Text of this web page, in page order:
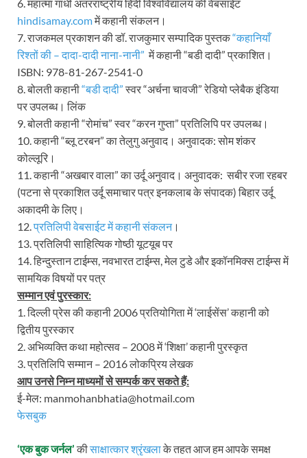
6. महात्मा गांधी अंतरराष्ट्रीय हिंदी विश्वविद्यालय की वेबसाईट
hindisamay.comमें कहानी संकलन।
7. राजकमल प्रकाशन की डॉ. राजकुमार सम्पादिक पुस्तक“कहानियाँ
रिश्तों की – दादा-दादी नाना-नानी” में कहानी “बडी दादी” प्रकाशित।
ISBN: 978-81-267-2541-0
8. बोलती कहानी“बडी दादी”स्वर “अर्चना चावजी” रेडियो प्लेबैक इंडिया
पर उपलब्ध। लिंक
9. बोलती कहानी “रोमांच” स्वर “करन गुप्ता” प्रतिलिपि पर उपलब्ध।
10. कहानी “ब्लू टरबन” का तेलुगु अनुवाद। अनुवादक: सोम शंकर
कोल्लूरि।
11. कहानी “अखबार वाला” का उर्दू अनुवाद। अनुवादक: सबीर रजा रहबर
(पटना से प्रकाशित उर्दू समाचार पत्र इनकलाब के संपादक) बिहार उर्दू
अकादमी के लिए।
12.प्रतिलिपी वेबसाईट में कहानी संकलन।
13. प्रतिलिपी साहित्यिक गोष्ठी यूटयूब पर
14. हिन्दुस्तान टाईम्स, नवभारत टाईम्स, मेल टुडे और इकॉनमिक्स टाईम्स में
सामयिक विषयों पर पत्र
सम्मान एवं पुरस्कार:
1. दिल्ली प्रेस की कहानी 2006 प्रतियोगिता में ‘लाईसेंस’ कहानी को
द्वितीय पुरस्कार
2. अभिव्यक्ति कथा महोत्सव – 2008 में ‘शिक्षा’ कहानी पुरस्कृत
3. प्रतिलिपि सम्मान – 2016 लोकप्रिय लेखक
आप उनसे निम्न माध्यमों से सम्पर्क कर सकते हैं:
ई-मेल: manmohanbhatia@hotmail.com
फेसबुक
‘एक बुक जर्नल’कीसाक्षात्कार श्रृंखलाके तहत आज हम आपके समक्ष